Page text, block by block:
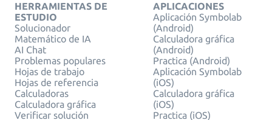
HERRAMIENTAS DE
ESTUDIO
Solucionador
Matemático de IA
AI Chat
Problemas populares
Hojas de trabajo
Hojas de referencia
Calculadoras
Calculadora gráfica
Verificar solución
APLICACIONES
Aplicación Symbolab
(Android)
Calculadora gráfica
(Android)
Practica (Android)
Aplicación Symbolab
(iOS)
Calculadora gráfica
(iOS)
Practica (iOS)